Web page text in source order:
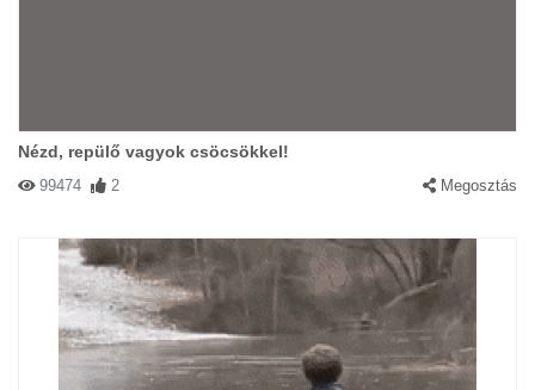
Nézd, repülő vagyok csöcsökkel!
99474 2 Megosztás